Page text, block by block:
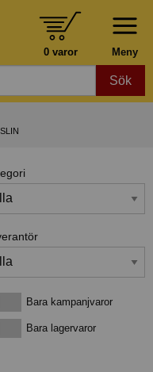
Meny
0 varor
Sök
kampanjvaror
Bara kampanjvaror
lagervarorBara lagervaror